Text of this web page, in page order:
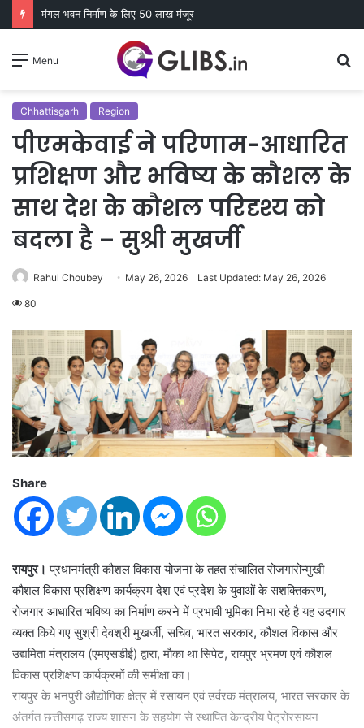
मंगल भवन निर्माण के लिए 50 लाख मंजूर
Menu
Chhattisgarh Region
पीएमकेवाई ने परिणाम-आधारित
प्रशिक्षण और भविष्य के कौशल के
साथ देश के कौशल परिदृश्य को
बदला है – सुश्री मुखर्जी
Rahul Choubey May 26, 2026 Last Updated: May 26, 2026
80
Share
रायपुर। प्रधानमंत्री कौशल विकास योजना के तहत संचालित रोजगारोन्मुखी
कौशल विकास प्रशिक्षण कार्यक्रम देश एवं प्रदेश के युवाओं के सशक्तिकरण,
रोजगार आधारित भविष्य का निर्माण करने में प्रभावी भूमिका निभा रहे है यह उदगार
व्यक्त किये गए सुश्री देवश्री मुखर्जी, सचिव, भारत सरकार, कौशल विकास और
उद्यमिता मंत्रालय (एमएसडीई) द्वारा, मौका था सिपेट, रायपुर भ्रमण एवं कौशल
विकास प्रशिक्षण कार्यक्रमों की समीक्षा का।
रायपुर के भनपुरी औद्योगिक क्षेत्र में रसायन एवं उर्वरक मंत्रालय, भारत सरकार के
अंतर्गत छत्तीसगढ़ राज्य शासन के सहयोग से स्थापित केन्द्रीय पेट्रोरसायन